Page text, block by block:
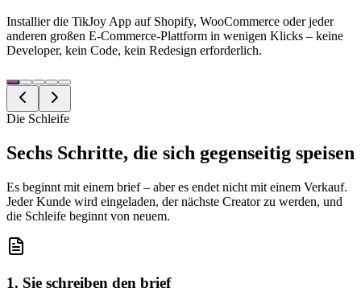
Installier die TikJoy App auf Shopify, WooCommerce oder jeder
anderen großen E-Commerce-Plattform in wenigen Klicks – keine
Developer, kein Code, kein Redesign erforderlich.
Die Schleife
Sechs Schritte, die sich gegenseitig speisen
Es beginnt mit einem brief – aber es endet nicht mit einem Verkauf.
Jeder Kunde wird eingeladen, der nächste Creator zu werden, und
die Schleife beginnt von neuem.
1. Sie schreiben den brief